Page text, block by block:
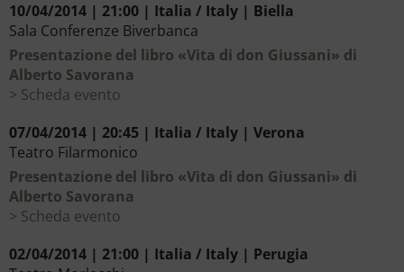
10/04/2014 | 21:00 | Italia / Italy | Biella
Sala Conferenze Biverbanca
Presentazione del libro «Vita di don Giussani» di
Alberto Savorana
Scheda evento
07/04/2014 | 20:45 | Italia / Italy | Verona
Teatro Filarmonico
Presentazione del libro «Vita di don Giussani» di
Alberto Savorana
Scheda evento
02/04/2014 | 21:00 | Italia / Italy | Perugia